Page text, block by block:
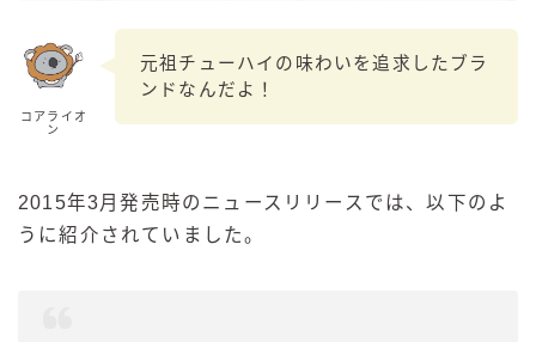
コアライオ
ン
元祖チューハイの味わいを追求したブラ
ンドなんだよ！
2015年3月発売時のニュースリリースでは、以下のよ
うに紹介されていました。